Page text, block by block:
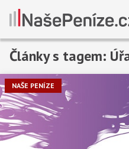
Články s tagem:
NAŠE PENÍZE